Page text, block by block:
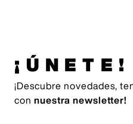
¡ÚNETE!
¡Descubre novedades,
con nuestra newsletter!